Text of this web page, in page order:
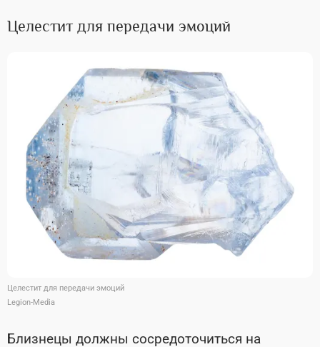
Целестит для передачи эмоций
Целестит для передачи эмоций
Legion-Media
Близнецы должны сосредоточиться на